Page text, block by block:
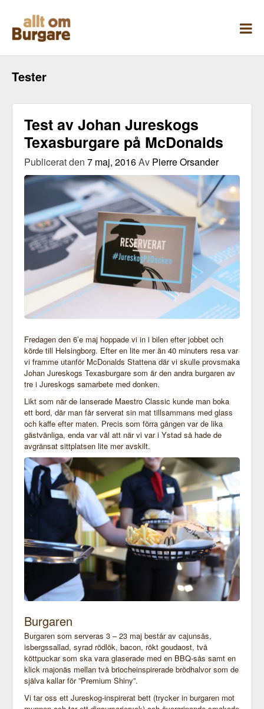
innehåll
Tester
Test av Johan Jureskogs
Texasburgare på McDonalds
Publicerat den 7 maj, 2016Av Pierre Orsander
Fredagen den 6’e maj hoppade vi in i bilen efter jobbet och
körde till Helsingborg. Efter en lite mer än 40 minuters resa var
vi framme utanför McDonalds Stattena där vi skulle provsmaka
Johan Jureskogs Texasburgare som är den andra burgaren av
tre i Jureskogs samarbete med donken.
Likt som när de lanserade Maestro Classic kunde man boka
ett bord, där man får serverat sin mat tillsammans med glass
och kaffe efter maten. Precis som förra gången var de lika
gästvänliga, enda var väl att när vi var i Ystad så hade de
avgränsat sittplatsen lite mer avskilt.
Burgaren
Burgaren som serveras 3 – 23 maj består av cajunsås,
isbergssallad, syrad rödlök, bacon, rökt goudaost, två
köttpuckar som ska vara glaserade med en BBQ-sås samt en
klick majonäs mellan två briocheinspirerade brödhalvor som de
själva kallar för ”Premium Shiny”.
Vi tar oss ett Jureskog-inspirerat bett (trycker in burgaren mot